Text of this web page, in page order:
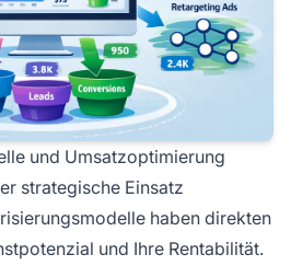
und Umsatzoptimierung
strategische Einsatz
haben direkten
und Ihre Rentabilität.